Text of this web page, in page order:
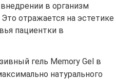
в организм
отражается на эстетике
пациентки в
гель Memory Gel в
натурального